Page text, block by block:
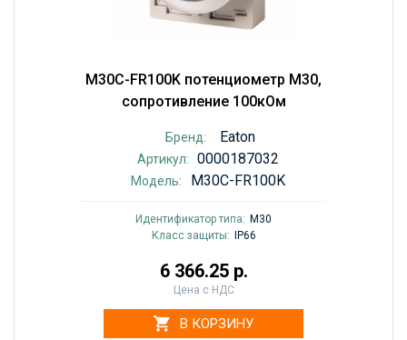
M30C-FR100K потенциометр M30,
сопротивление 100кОм
Бренд: Eaton
Артикул: 0000187032
Модель: M30C-FR100K
Идентификатор типа: M30
Класс защиты:
IP66
6 366.25 р.
Цена с НДС
В КОРЗИНУ